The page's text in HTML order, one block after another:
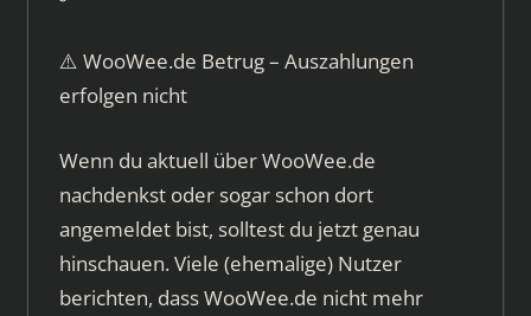
⚠️ WooWee.de Betrug – Auszahlungen
erfolgen nicht
Wenn du aktuell über WooWee.de
nachdenkst oder sogar schon dort
angemeldet bist, solltest du jetzt genau
hinschauen. Viele (ehemalige) Nutzer
berichten, dass WooWee.de nicht mehr